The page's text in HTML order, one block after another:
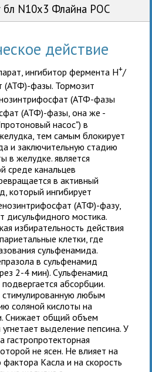
бл N10x3 Флайна РОС
действие
ингибитор фермента Н+/
(АТФ)-фазы. Тормозит
(АТФ-фазы
(АТФ)-фазы, она же -
насос") в
тем самым блокирует
и заключительную стадию
в желудке.является
среде канальцев
в активный
который ингибирует
(АТФ)-фазу,
дисульфидного мостика.
избирательность действия
клетки, где
сульфенамида.
в сульфенамид
2-4 мин). Сульфенамид
абсорбции.
стимулированную любым
соляной кислоты на
Снижает общий объем
выделение пепсина. У
гастропротекторная
не ясен. Не влияет на
Касла и на скорость